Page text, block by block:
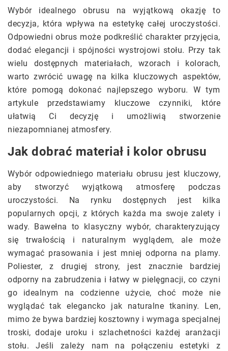
Wybór idealnego obrusu na wyjątkową okazję to
decyzja, która wpływa na estetykę całej uroczystości.
Odpowiedni obrus może podkreślić charakter przyjęcia,
dodać elegancji i spójności wystrojowi stołu. Przy tak
wielu dostępnych materiałach, wzorach i kolorach,
warto zwrócić uwagę na kilka kluczowych aspektów,
które pomogą dokonać najlepszego wyboru. W tym
artykule przedstawiamy kluczowe czynniki, które
ułatwią Ci decyzję i umożliwią stworzenie
niezapomnianej atmosfery.
Jak dobrać materiał i kolor obrusu
Wybór odpowiedniego materiału obrusu jest kluczowy,
aby stworzyć wyjątkową atmosferę podczas
uroczystości. Na rynku dostępnych jest kilka
popularnych opcji, z których każda ma swoje zalety i
wady. Bawełna to klasyczny wybór, charakteryzujący
się trwałością i naturalnym wyglądem, ale może
wymagać prasowania i jest mniej odporna na plamy.
Poliester, z drugiej strony, jest znacznie bardziej
odporny na zabrudzenia i łatwy w pielęgnacji, co czyni
go idealnym na codzienne użycie, choć może nie
wyglądać tak elegancko jak naturalne tkaniny. Len,
mimo że bywa bardziej kosztowny i wymaga specjalnej
troski, dodaje uroku i szlachetności każdej aranżacji
stołu. Jeśli zależy nam na połączeniu estetyki z